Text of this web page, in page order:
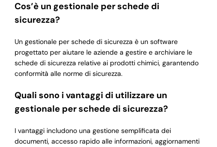
Cos’è un gestionale per schede di
sicurezza?
Un gestionale per schede di sicurezza è un software
progettato per aiutare le aziende a gestire e archiviare le
schede di sicurezza relative ai prodotti chimici, garantendo
conformità alle norme di sicurezza.
Quali sono i vantaggi di utilizzare un
gestionale per schede di sicurezza?
I vantaggi includono una gestione semplificata dei
documenti, accesso rapido alle informazioni, aggiornamenti